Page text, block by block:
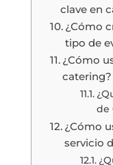
clave en
¿Cómo
tipo de
¿Cómo
catering?
de
¿Cómo
servicio